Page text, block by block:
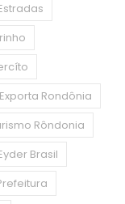
Exporta Rondônia
Rôndonia
Brasil